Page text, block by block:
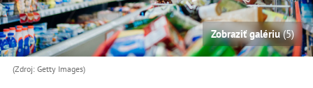
Zobraziť galériu(5)
(Zdroj: Getty Images)